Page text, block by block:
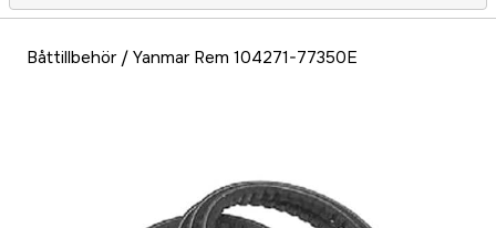
Båttillbehör/ Yanmar Rem 104271-77350E